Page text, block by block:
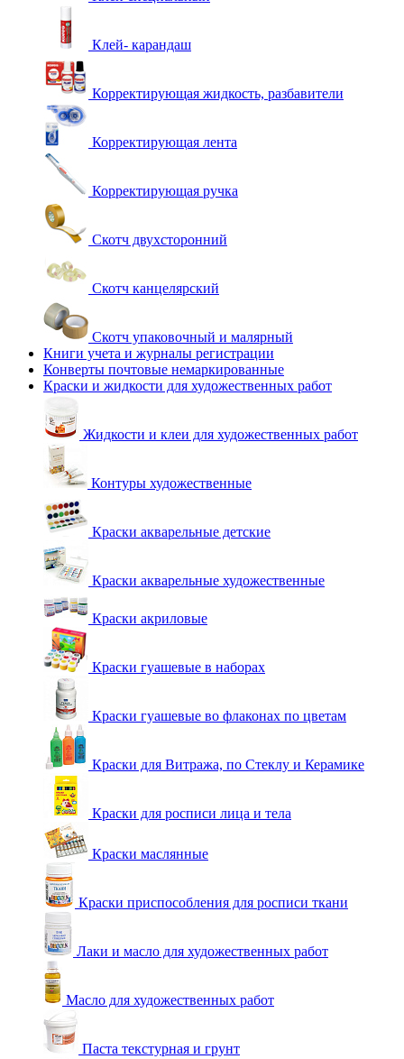
Клей- карандаш
Корректирующая жидкость, разбавители
Корректирующая лента
Корректирующая ручка
Скотч двухсторонний
Скотч канцелярский
Скотч упаковочный и малярный
Книги учета и журналы регистрации
Конверты почтовые немаркированные
Краски и жидкости для художественных работ
Жидкости и клеи для художественных работ
Контуры художественные
Краски акварельные детские
Краски акварельные художественные
Краски акриловые
Краски гуашевые в наборах
Краски гуашевые во флаконах по цветам
Краски для Витража, по Стеклу и Керамике
Краски для росписи лица и тела
Краски маслянные
Краски приспособления для росписи ткани
Лаки и масло для художественных работ
Масло для художественных работ
Паста текстурная и грунт